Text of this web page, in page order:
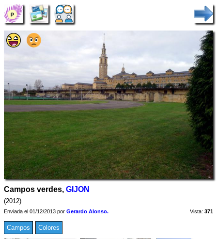
Campos verdes, GIJON
(2012)
Enviada el 01/12/2013 por Gerardo Alonso. Vista: 371
Campos Colores